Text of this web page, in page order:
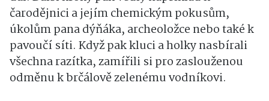
čarodějnici a jejím chemickým pokusům,
úkolům pana dýňáka, archeoložce nebo také k
pavoučí síti. Když pak kluci a holky nasbírali
všechna razítka, zamířili si pro zaslouženou
odměnu k brčálově zelenému vodníkovi.